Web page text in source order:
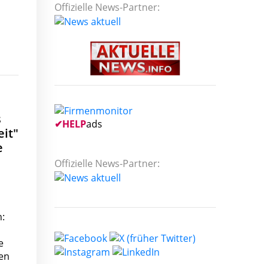
Offizielle News-Partner:
✔HELPads
Offizielle News-Partner: